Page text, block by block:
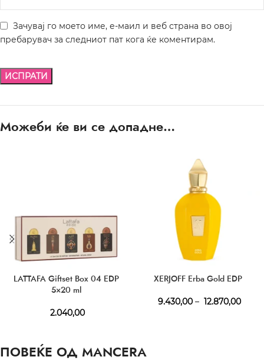
Зачувај го моето име, е-маил и веб страна во овој
пребарувач за следниот пат кога ќе коментирам.
Можеби ќе ви се допадне…
LATTAFA Giftset Box 04 EDP
5×20 ml
2.040,00
XERJOFF Erba Gold EDP
9.430,00 – 12.870,00
ПОВЕЌЕ ОД MANCERA